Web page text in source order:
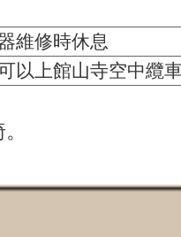
維修時休息
以上館山寺空中纜